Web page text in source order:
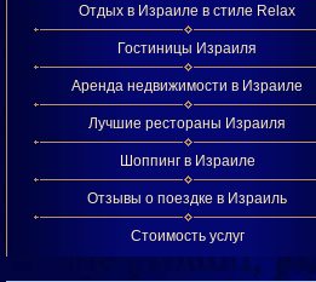
Отдых в Израиле в стиле Relax
Гостиницы Израиля
Аренда недвижимости в Израиле
Лучшие рестораны Израиля
Шоппинг в Израиле
Отзывы о поездке в Израиль
Стоимость услуг